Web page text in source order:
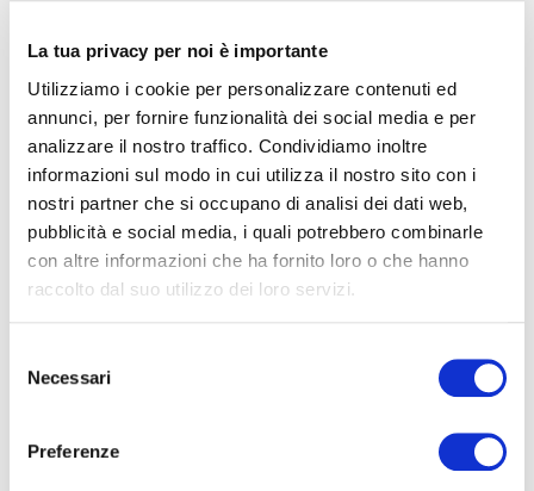
La tua privacy per noi è importante
Utilizziamo i cookie per personalizzare contenuti ed
annunci, per fornire funzionalità dei social media e per
analizzare il nostro traffico. Condividiamo inoltre
informazioni sul modo in cui utilizza il nostro sito con i
nostri partner che si occupano di analisi dei dati web,
pubblicità e social media, i quali potrebbero combinarle
con altre informazioni che ha fornito loro o che hanno
raccolto dal suo utilizzo dei loro servizi.
delNecessari
Preferenze
Buone regole ed atteggiamenti da evitare per comunicare
con un disabile.
CONTINUA